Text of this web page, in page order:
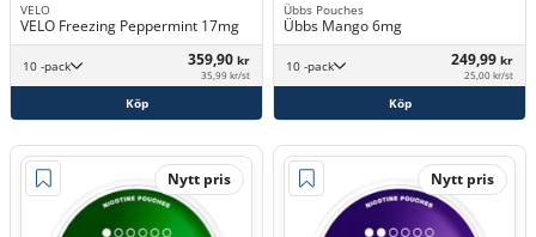
VELO
VELO Freezing Peppermint 17mg
10 -pack 359,90 kr
35,99 kr/st
Köp
Übbs Pouches
Übbs Mango 6mg
10 -pack 249,99 kr
25,00 kr/st
Köp
Nytt pris Nytt pris